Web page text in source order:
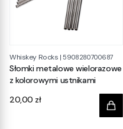
Whiskey Rocks |5908280700687
Słomki metalowe wielorazowe
z kolorowymi ustnikami
Cena
20,00 zł